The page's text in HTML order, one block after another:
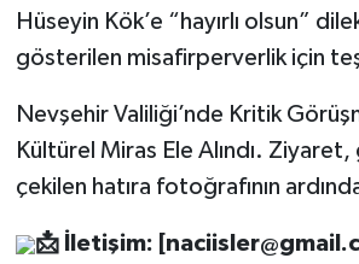
Hüseyin Kök’e “hayırlı olsun”
gösterilen misafirperverlik için
Nevşehir Valiliği’nde Kritik
Kültürel Miras Ele Alındı. Ziyaret,
çekilen hatıra fotoğrafının
📩İletişim: [